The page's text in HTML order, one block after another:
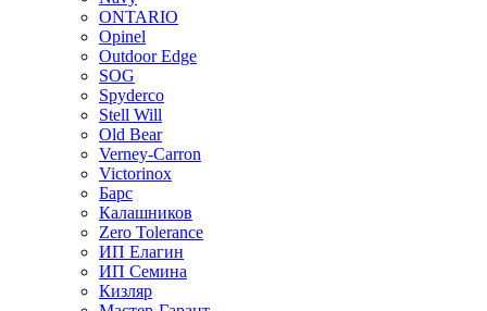
ONTARIO
Opinel
Outdoor Edge
SOG
Spyderco
Stell Will
Old Bear
Verney-Carron
Victorinox
Барс
Калашников
Zero Tolerance
ИП Елагин
ИП Семина
Кизляр